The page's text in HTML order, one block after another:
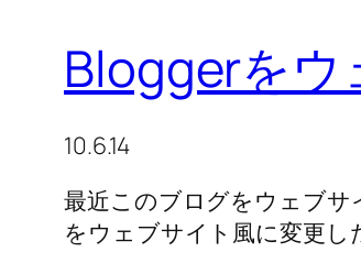
Bloggerをウ
10.6.14
最近このブログをウェブ
をウェブサイト風に変更し